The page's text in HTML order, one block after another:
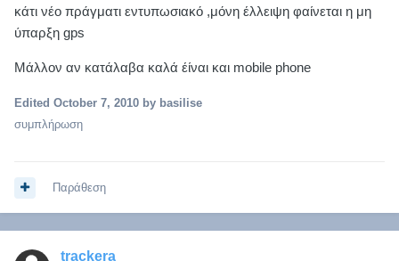
κάτι νέο πράγματι εντυπωσιακό ,μόνη έλλειψη φαίνεται η μη
ύπαρξη gps
Μάλλον αν κατάλαβα καλά έίναι και mobile phone
Edited October 7, 2010 by basilise
συμπλήρωση
Παράθεση
trackera